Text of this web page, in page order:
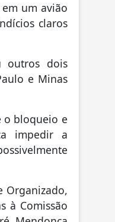
um avião
claros
outros dois
e Minas
o bloqueio e
impedir a
Organizado,
à Comissão